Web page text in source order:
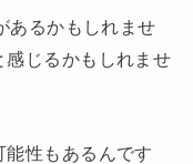
あるかもしれませ
感じるかもしれませ
能性もあるんです